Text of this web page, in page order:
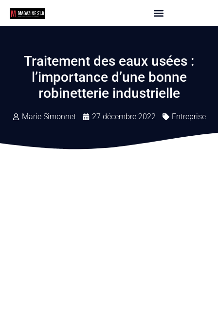
Traitement des eaux usées :
l’importance d’une bonne
robinetterie industrielle
Marie Simonnet 27 décembre 2022 Entreprise